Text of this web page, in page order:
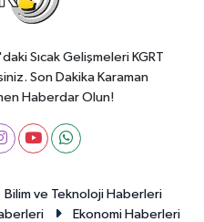
Sıcak Gelişmeleri KGRT
Son Dakika Karaman
Haberdar Olun!
Bilim ve Teknoloji Haberleri
Ekonomi Haberleri